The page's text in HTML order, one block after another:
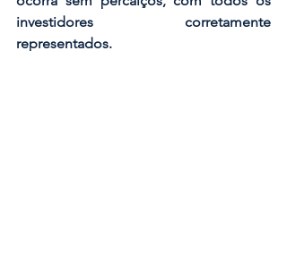
investidores corretamente
representados.